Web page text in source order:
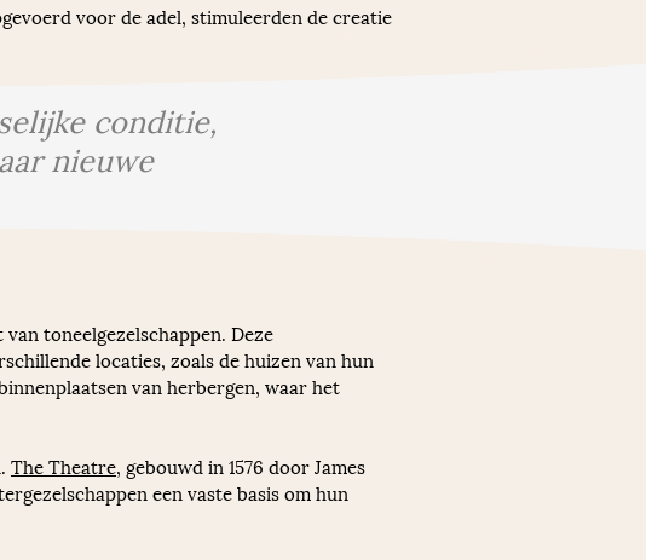
voor de adel, stimuleerden de creatie
conditie,
nieuwe
toneelgezelschappen. Deze
locaties, zoals de huizen van hun
van herbergen, waar het
The Theatre, gebouwd in 1576 door James
een vaste basis om hun